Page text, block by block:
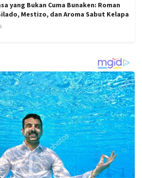
yang Bukan Cuma Bunaken: Roman
Mestizo, dan Aroma Sabut Kelapa